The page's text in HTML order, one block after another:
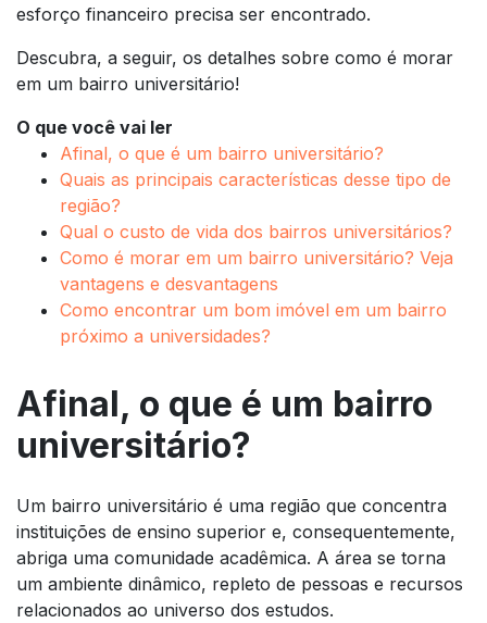
esforço financeiro precisa ser encontrado.
Descubra, a seguir, os detalhes sobre como é morar
em um bairro universitário!
O que você vai ler
Afinal, o que é um bairro universitário?
Quais as principais características desse tipo de
região?
Qual o custo de vida dos bairros universitários?
Como é morar em um bairro universitário? Veja
vantagens e desvantagens
Como encontrar um bom imóvel em um bairro
próximo a universidades?
Afinal, o que é um bairro
universitário?
Um bairro universitário é uma região que concentra
instituições de ensino superior e, consequentemente,
abriga uma comunidade acadêmica. A área se torna
um ambiente dinâmico, repleto de pessoas e recursos
relacionados ao universo dos estudos.